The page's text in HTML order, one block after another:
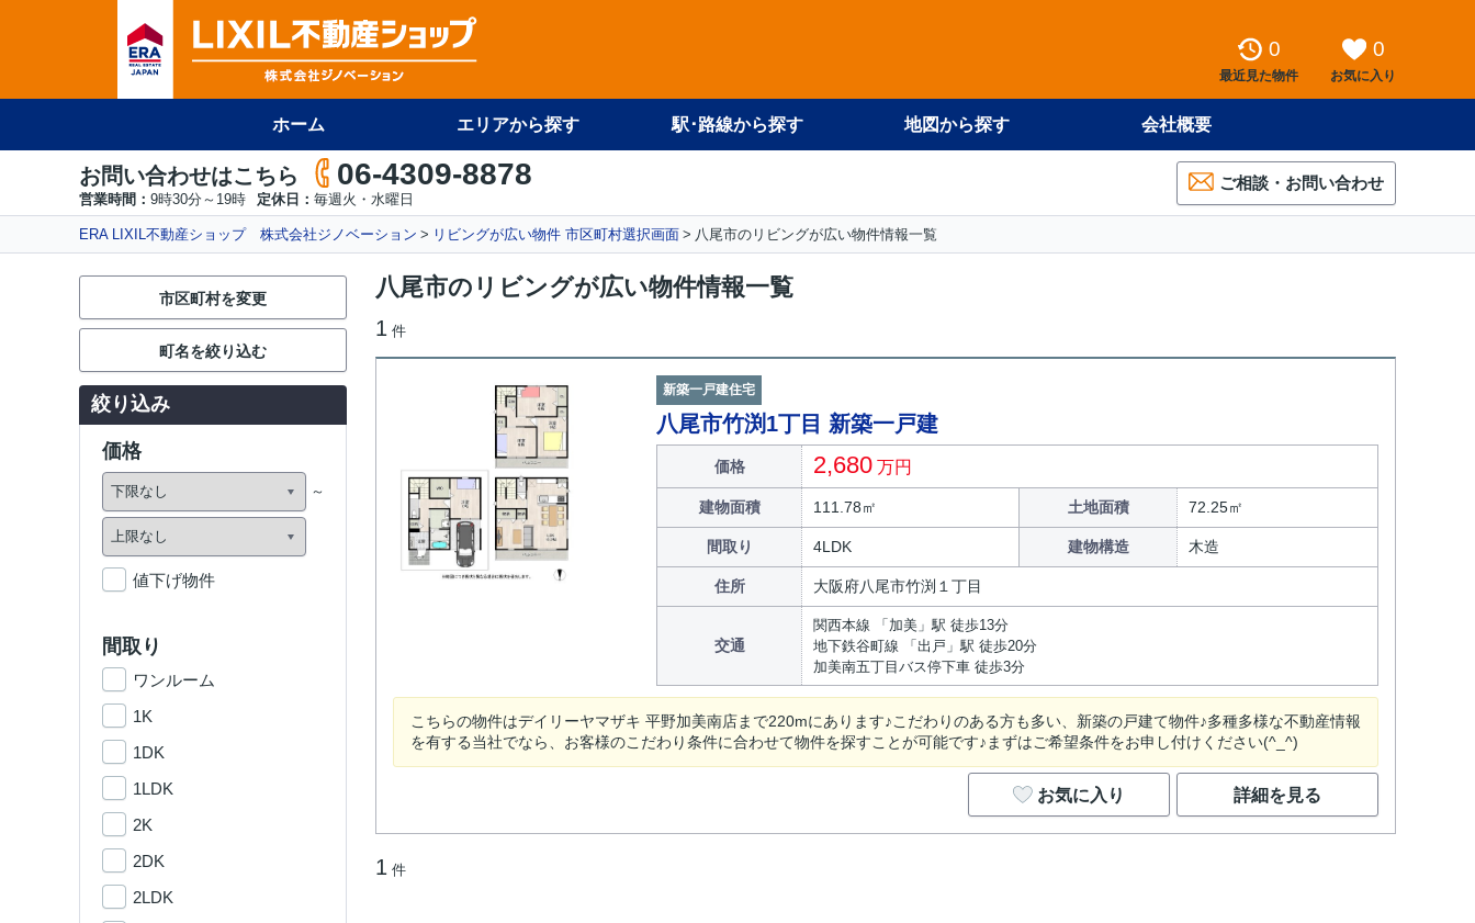
0
最近見た物件
0
お気に入り
ホーム エリアから探す 駅･路線から探す 地図から探す 会社概要
お問い合わせはこちら 06-4309-8878
営業時間： 9時30分～19時 定休日： 毎週火・水曜日
ご相談・お問い合わせ
ERA LIXIL不動産ショップ 株式会社ジノベーション リビングが広い物件 市区町村選択画面 八尾市のリビングが広い物件情報一覧
八尾市のリビングが広い物件情報一覧
1 件
新築一戸建住宅
八尾市竹渕1丁目 新築一戸建
価格 2,680 万円
建物面積 111.78㎡ 土地面積 72.25㎡
間取り 4LDK 建物構造 木造
住所 大阪府八尾市竹渕１丁目
交通
関西本線 「加美」駅 徒歩13分
地下鉄谷町線 「出戸」駅 徒歩20分
加美南五丁目バス停下車 徒歩3分
こちらの物件はデイリーヤマザキ 平野加美南店まで220mにあります♪こだわりのある方も多い、新築の戸建て物件♪多種多様な不動産情報
を有する当社でなら、お客様のこだわり条件に合わせて物件を探すことが可能です♪まずはご希望条件をお申し付けください(^_^)
お気に入り 詳細を見る
1 件
市区町村を変更
町名を絞り込む
絞り込み
価格
値下げ物件
間取り
ワンルーム
1K
1DK
1LDK
2K
2DK
2LDK